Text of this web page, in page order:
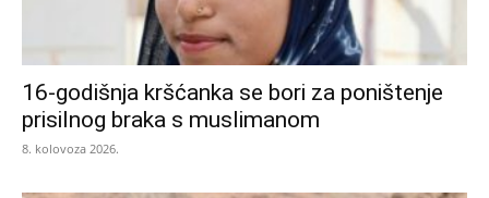
16-godišnja kršćanka se bori za poništenje
prisilnog braka s muslimanom
8. kolovoza 2026.